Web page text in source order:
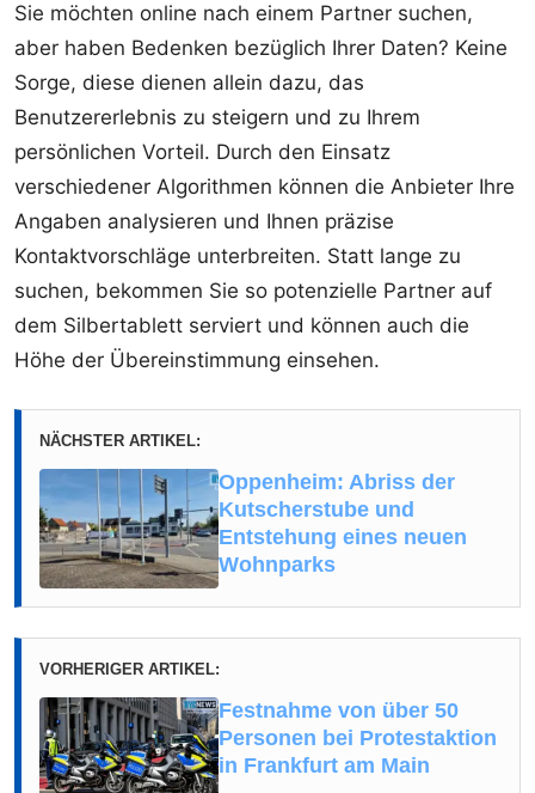
Sie möchten online nach einem Partner suchen,
aber haben Bedenken bezüglich Ihrer Daten? Keine
Sorge, diese dienen allein dazu, das
Benutzererlebnis zu steigern und zu Ihrem
persönlichen Vorteil. Durch den Einsatz
verschiedener Algorithmen können die Anbieter Ihre
Angaben analysieren und Ihnen präzise
Kontaktvorschläge unterbreiten. Statt lange zu
suchen, bekommen Sie so potenzielle Partner auf
dem Silbertablett serviert und können auch die
Höhe der Übereinstimmung einsehen.
NÄCHSTER ARTIKEL:
Oppenheim: Abriss der
Kutscherstube und
Entstehung eines neuen
Wohnparks
VORHERIGER ARTIKEL:
Festnahme von über 50
Personen bei Protestaktion
in Frankfurt am Main